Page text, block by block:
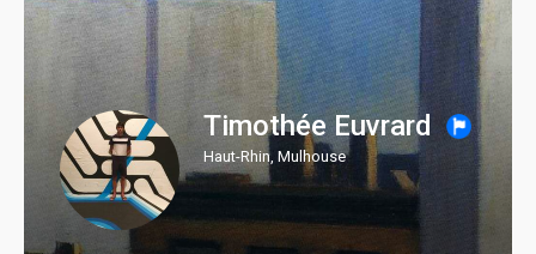
Timothée Euvrard
Haut-Rhin, Mulhouse